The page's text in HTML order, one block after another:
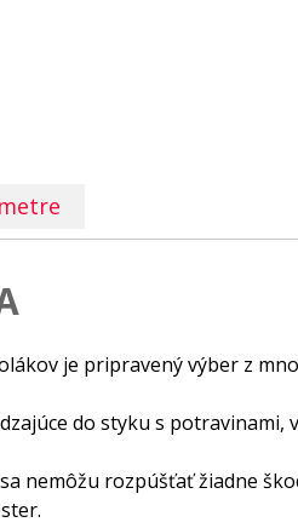
je pripravený výber z
do styku s potravinami,
nemôžu rozpúšťať žiadne